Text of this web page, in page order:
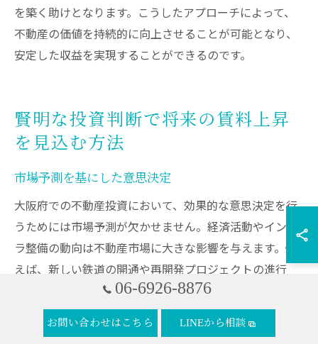
を築く助けとなります。こうしたアプローチによって、
不動産の価値を持続的に向上させることが可能となり、
安定した収益を実現することができるのです。
賢明な投資判断で将来の賃料上昇
を見込む方法
市場予測を基にした意思決定
大阪府での不動産投資において、効果的な意思決定を行
うためには市場予測が欠かせません。経済活動やインフ
ラ整備の動向は不動産市場に大きな影響を与えます。例
えば、新しい鉄道の開通や再開発プロジェクトの進行
は、地価や賃貸需要に直接的な影響を及ぼします。これ
を踏まえて、投資家は多様な情報源から市場データを収
集し、将来的な市場の変化を予測することが重要です。
06-6926-8876
お問い合わせはこちら LINEから相談